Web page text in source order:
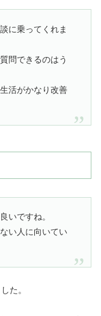
に乗ってくれま
問できるのはう
活がかなり改善
いですね。
い人に向いてい
た。